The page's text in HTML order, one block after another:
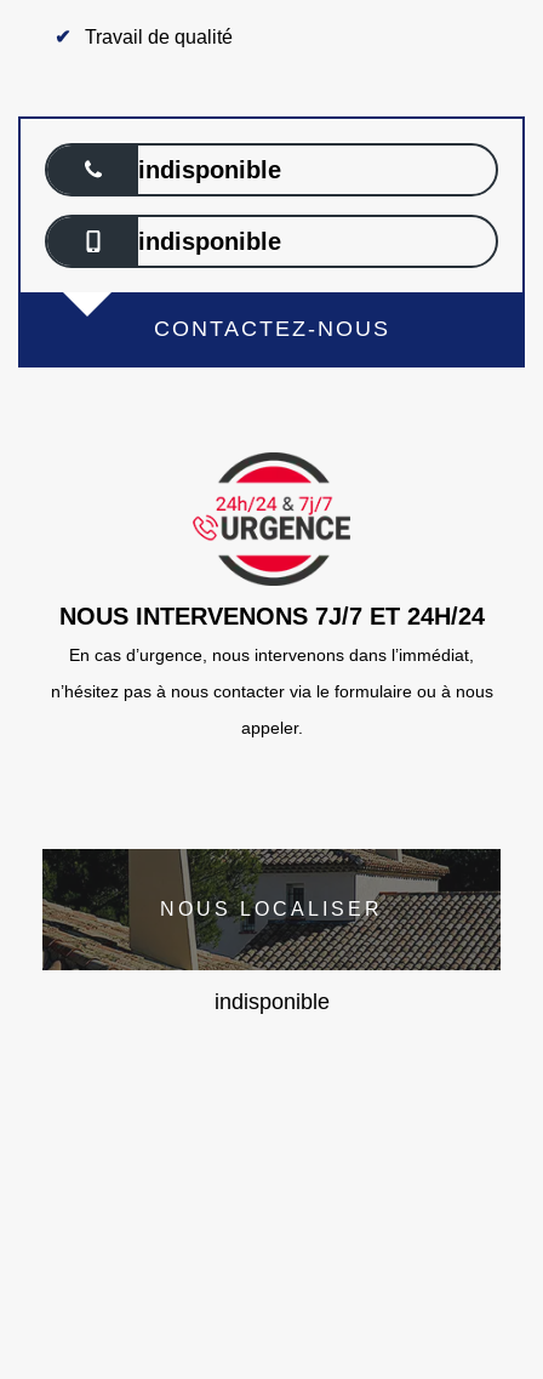
Travail de qualité
indisponible
indisponible
CONTACTEZ-NOUS
NOUS INTERVENONS 7J/7 ET 24H/24
En cas d’urgence, nous intervenons dans l’immédiat,
n’hésitez pas à nous contacter via le formulaire ou à nous
appeler.
NOUS LOCALISER
indisponible